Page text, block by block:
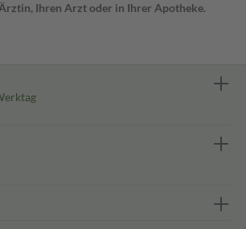
Ihren Arzt oder in Ihrer Apotheke.